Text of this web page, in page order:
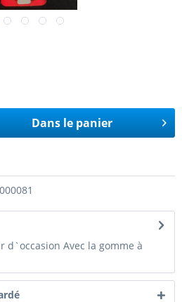
Dans le panier
d`occasion Avec la gomme à